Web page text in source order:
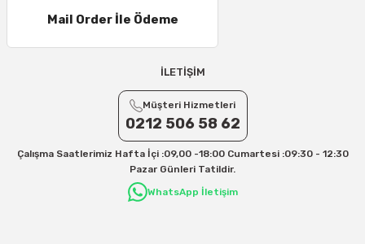
Mail Order İle Ödeme
İLETİŞİM
Müşteri Hizmetleri
0212 506 58 62
Çalışma Saatlerimiz Hafta İçi :09,00 -18:00 Cumartesi :09:30 - 12:30
Pazar Günleri Tatildir.
WhatsApp İletişim